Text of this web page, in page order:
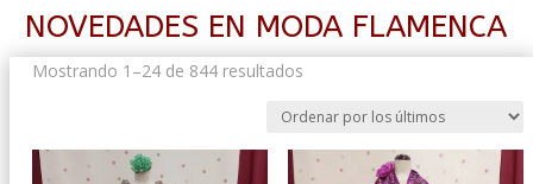
NOVEDADES EN MODA FLAMENCA
Mostrando 1–24 de 844 resultadosOrdenado
los
últimos